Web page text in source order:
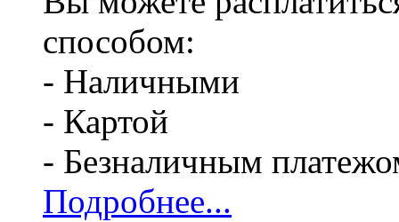
способом:
- Наличными
- Картой
- Безналичным
Подробнее...